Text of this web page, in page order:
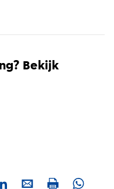
Bekijk
LinkedInE-mailPrint